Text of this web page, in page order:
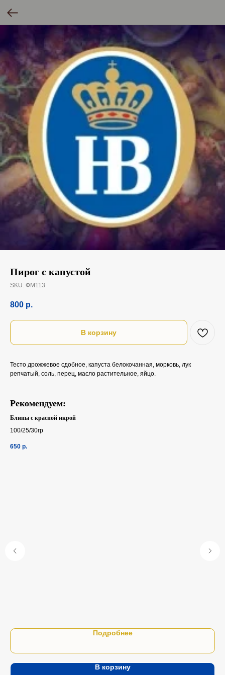
Пирог с капустой
SKU: ФМ113
800 р.
В корзину
Тесто дрожжевое сдобное, капуста белокочанная, морковь, лук
репчатый, соль, перец, масло растительное, яйцо.
Рекомендуем:
Блины с красной икрой
100/25/30гр
650 р.
Подробнее
В корзину